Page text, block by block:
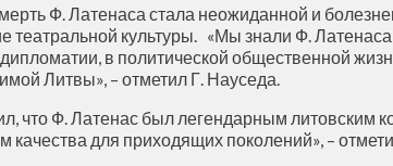
Ф. Латенаса стала неожиданной и
театральной культуры. «Мы знали Ф.
в политической общественной
Литвы», – отметил Г. Науседа.
что Ф. Латенас был легендарным
качества для приходящих поколений», –